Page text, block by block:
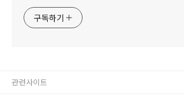
구독하기
관련사이트